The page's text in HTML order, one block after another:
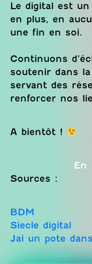
Le digital est
en plus, en
une fin en soi.
Continuons
soutenir dans
servant des
renforcer nos
A bientôt !
En
Sources :
BDM
Siecle digital
Jai un pote